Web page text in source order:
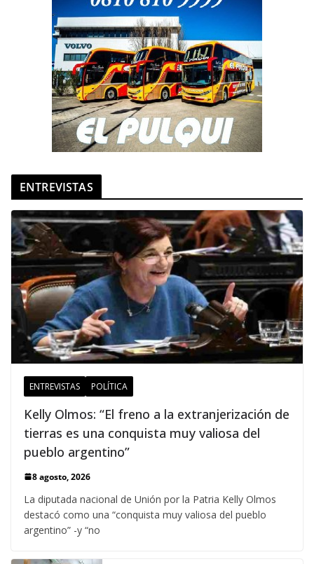
ENTREVISTAS
ENTREVISTAS POLÍTICA
Kelly Olmos: “El freno a la extranjerización de
tierras es una conquista muy valiosa del
pueblo argentino”
8 agosto, 2026
La diputada nacional de Unión por la Patria Kelly Olmos
destacó como una “conquista muy valiosa del pueblo
argentino” -y “no